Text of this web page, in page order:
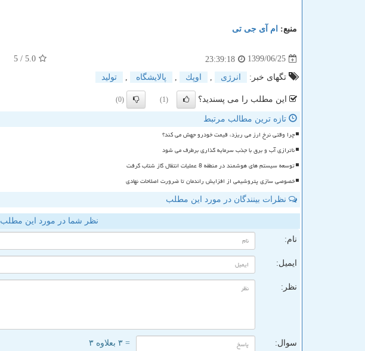
منبع: ام آی جی تی
1399/06/25
23:39:18
5.0
/ 5
تگهای خبر: انرژی اوپك پالایشگاه تولید
این مطلب را می پسندید؟ (1)
(0)
تازه ترین مطالب مرتبط
چرا وقتی نرخ ارز می ریزد، قیمت خودرو جهش می کند؟
ناترازی آب و برق با جذب سرمایه گذاری برطرف می شود
توسعه سیستم های هوشمند در منطقه 8 عملیات انتقال گاز شتاب گرفت
خصوصی سازی پتروشیمی از افزایش راندمان تا ضرورت اصلاحات نهادی
نظرات بینندگان در مورد این مطلب
نظر شما در مورد این مطلب
نام:
ایمیل:
نظر:
سوال: = ۳ بعلاوه ۳